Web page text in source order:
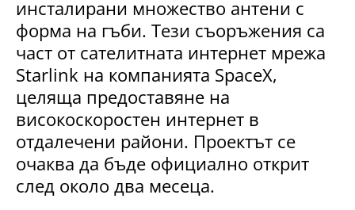
инсталирани множество антени с
форма на гъби. Тези съоръжения са
част от сателитната интернет мрежа
Starlink на компанията SpaceX,
целяща предоставяне на
високоскоростен интернет в
отдалечени райони. Проектът се
очаква да бъде официално открит
след около два месеца.